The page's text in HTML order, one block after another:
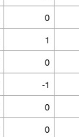
0
1
0
-1
0
0